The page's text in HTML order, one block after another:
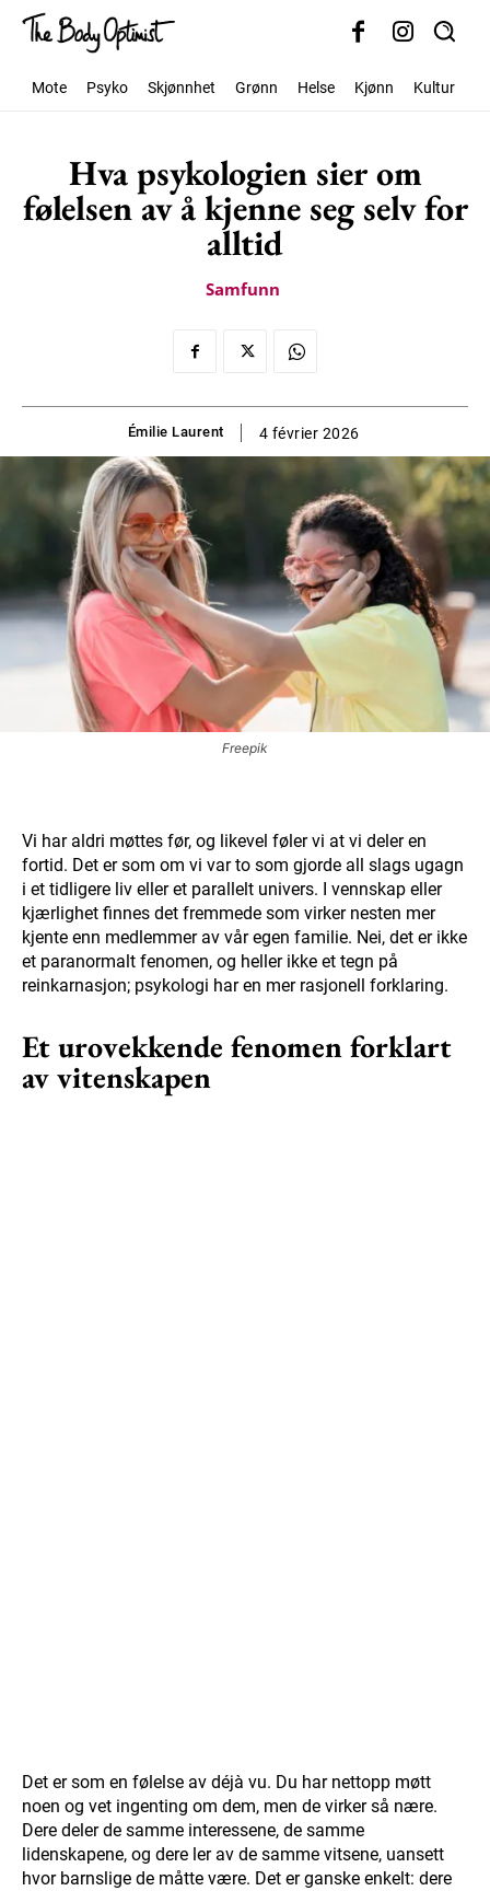
Mote Psyko Skjønnhet Grønn Helse Kjønn Kultur
Hva psykologien sier om
følelsen av å kjenne seg selv for
alltid
Samfunn
Émilie Laurent 4 février 2026
Freepik
Vi har aldri møttes før, og likevel føler vi at vi deler en
fortid. Det er som om vi var to som gjorde all slags ugagn
i et tidligere liv eller et parallelt univers. I vennskap eller
kjærlighet finnes det fremmede som virker nesten mer
kjente enn medlemmer av vår egen familie. Nei, det er ikke
et paranormalt fenomen, og heller ikke et tegn på
reinkarnasjon; psykologi har en mer rasjonell forklaring.
Et urovekkende fenomen forklart
av vitenskapen
Det er som en følelse av déjà vu. Du har nettopp møtt
noen og vet ingenting om dem, men de virker så nære.
Dere deler de samme interessene, de samme
lidenskapene, og dere ler av de samme vitsene, uansett
hvor barnslige de måtte være. Det er ganske enkelt: dere